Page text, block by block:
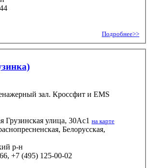
Подробнее>>
зал. Кроссфит и EMS
Грузинская улица, 30Ас1 на карте
Белорусская,
р-н
+7 (495) 125-00-02